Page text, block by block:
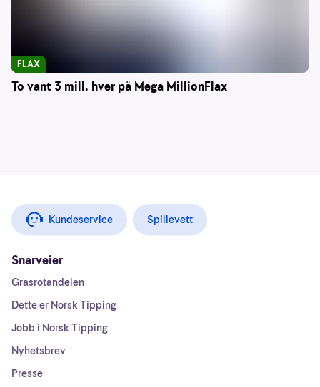
To vant 3 mill. hver på Mega MillionFlax
FLAX
Kundeservice Spillevett
Snarveier
Grasrotandelen
Dette er Norsk Tipping
Jobb i Norsk Tipping
Nyhetsbrev
Presse